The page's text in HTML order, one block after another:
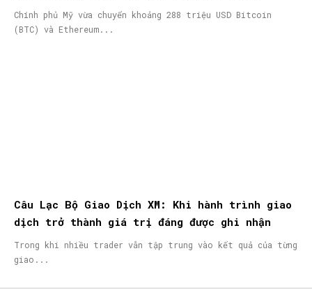
Chính phủ Mỹ vừa chuyển khoảng 288 triệu USD Bitcoin
(BTC) và Ethereum...
Câu Lạc Bộ Giao Dịch XM: Khi hành trình giao
dịch trở thành giá trị đáng được ghi nhận
Trong khi nhiều trader vẫn tập trung vào kết quả của từng
giao...